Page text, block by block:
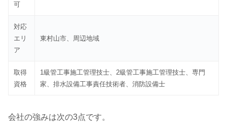
可
対応
エリ
ア
東村山市、周辺地域
取得
資格
1級管工事施工管理技士、2級管工事施工管理技士、専門
家、排水設備工事責任技術者、消防設備士
会社の強みは次の3点です。